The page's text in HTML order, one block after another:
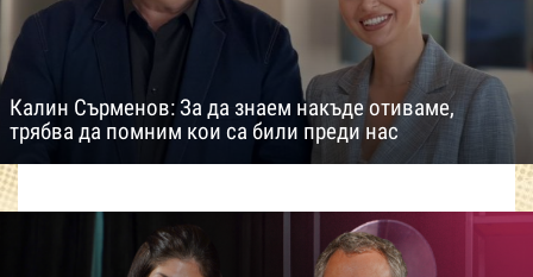
Калин Сърменов: За да знаем накъде отиваме,
трябва да помним кои са били преди нас